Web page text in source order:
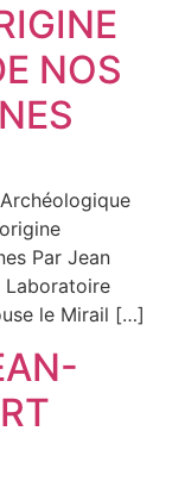
NOS
Par Jean
Laboratoire
le Mirail […]